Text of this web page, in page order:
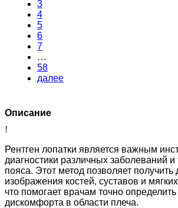
3
4
5
6
7
…
58
далее
Описание
!
Рентген лопатки является важным
диагностики различных заболеваний
пояса. Этот метод позволяет получить
изображения костей, суставов и
что помогает врачам точно
дискомфорта в области плеча.